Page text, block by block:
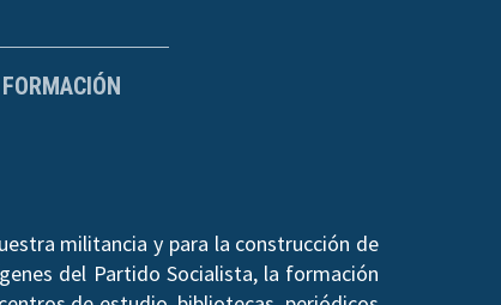
FORMACIÓN
militancia y para la construcción de
del Partido Socialista, la formación